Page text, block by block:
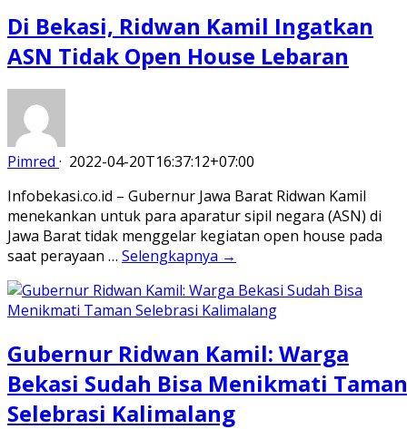
Di Bekasi, Ridwan Kamil Ingatkan
ASN Tidak Open House Lebaran
Pimred · 2022-04-20T16:37:12+07:00
Infobekasi.co.id – Gubernur Jawa Barat Ridwan Kamil
menekankan untuk para aparatur sipil negara (ASN) di
Jawa Barat tidak menggelar kegiatan open house pada
saat perayaan … Selengkapnya →
Gubernur Ridwan Kamil: Warga
Bekasi Sudah Bisa Menikmati Taman
Selebrasi Kalimalang